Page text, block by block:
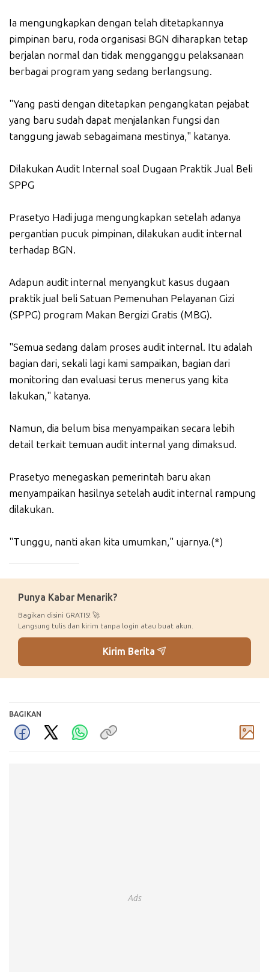
Ia mengungkapkan dengan telah ditetapkannya
pimpinan baru, roda organisasi BGN diharapkan tetap
berjalan normal dan tidak mengganggu pelaksanaan
berbagai program yang sedang berlangsung.
"Yang pasti dengan ditetapkan pengangkatan pejabat
yang baru sudah dapat menjalankan fungsi dan
tanggung jawab sebagaimana mestinya," katanya.
Dilakukan Audit Internal soal Dugaan Praktik Jual Beli
SPPG
Prasetyo Hadi juga mengungkapkan setelah adanya
pergantian pucuk pimpinan, dilakukan audit internal
terhadap BGN.
Adapun audit internal menyangkut kasus dugaan
praktik jual beli Satuan Pemenuhan Pelayanan Gizi
(SPPG) program Makan Bergizi Gratis (MBG).
"Semua sedang dalam proses audit internal. Itu adalah
bagian dari, sekali lagi kami sampaikan, bagian dari
monitoring dan evaluasi terus menerus yang kita
lakukan," katanya.
Namun, dia belum bisa menyampaikan secara lebih
detail terkait temuan audit internal yang dimaksud.
Prasetyo menegaskan pemerintah baru akan
menyampaikan hasilnya setelah audit internal rampung
dilakukan.
"Tunggu, nanti akan kita umumkan," ujarnya.(*)
Punya Kabar Menarik?
Bagikan disini GRATIS! 🚀
Langsung tulis dan kirim tanpa login atau buat akun.
Kirim Berita
BAGIKAN
Ads